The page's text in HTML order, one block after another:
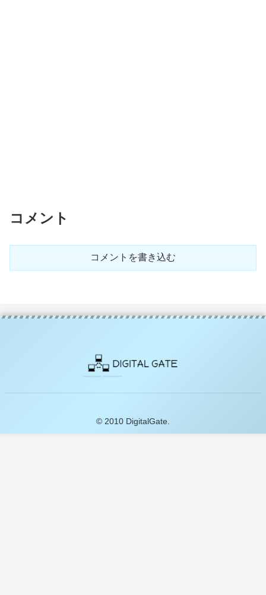
コメント
コメントを書き込む
© 2010 DigitalGate.